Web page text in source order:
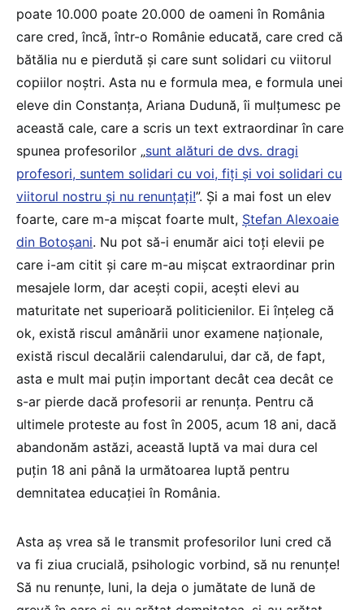
poate 10.000 poate 20.000 de oameni în România
care cred, încă, într-o Românie educată, care cred că
bătălia nu e pierdută și care sunt solidari cu viitorul
copiilor noștri. Asta nu e formula mea, e formula unei
eleve din Constanța, Ariana Dudună, îi mulțumesc pe
această cale, care a scris un text extraordinar în care
spunea profesorilor „sunt alături de dvs. dragi
profesori, suntem solidari cu voi, fiți și voi solidari cu
viitorul nostru și nu renunțați!”. Și a mai fost un elev
foarte, care m-a mișcat foarte mult, Ștefan Alexoaie
din Botoșani. Nu pot să-i enumăr aici toți elevii pe
care i-am citit și care m-au mișcat extraordinar prin
mesajele lorm, dar acești copii, acești elevi au
maturitate net superioară politicienilor. Ei înțeleg că
ok, există riscul amânării unor examene naționale,
există riscul decalării calendarului, dar că, de fapt,
asta e mult mai puțin important decât cea decât ce
s-ar pierde dacă profesorii ar renunța. Pentru că
ultimele proteste au fost în 2005, acum 18 ani, dacă
abandonăm astăzi, această luptă va mai dura cel
puțin 18 ani până la următoarea luptă pentru
demnitatea educației în România.
Asta aș vrea să le transmit profesorilor luni cred că
va fi ziua crucială, psihologic vorbind, să nu renunțe!
Să nu renunțe, luni, la deja o jumătate de lună de